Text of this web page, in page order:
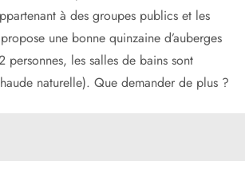
Ginkaku-ji
Nanzen-ji et Daitoku-ji et leurs jardins zen.
pour ses restaurants, sur le chemin